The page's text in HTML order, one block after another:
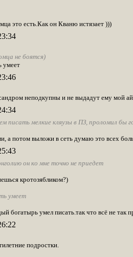
это есть.Как он Кваню истязает )))
не боятся)
умеет
неподкупны и не выдадут ему мой
писать мелкие кляузы в ПЗ, проломил бы
а потом выложи в сеть думаю это всех
он ко мне точно не приедет
кротозябликом?)
умеет
богатырь умел писать.так что всё не так
подростки.